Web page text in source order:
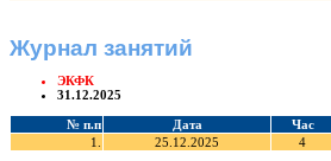
Журнал занятий
ЭКФК
31.12.2025
№ п.п Дата Час
1.
25.12.2025 4